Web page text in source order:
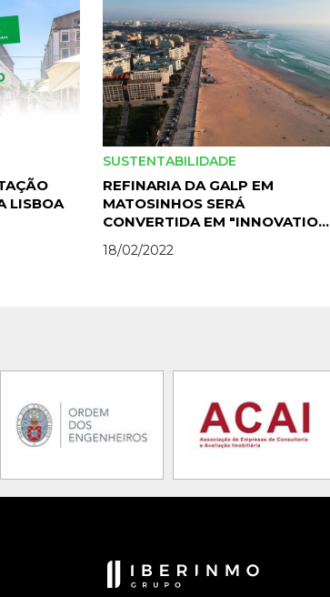
LISBOA
SUSTENTABILIDADE
REFINARIA DA GALP EM
MATOSINHOS SERÁ
CONVERTIDA EM "INNOVATION
18/02/2022